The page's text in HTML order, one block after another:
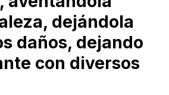
dejándola
daños, dejando
con diversos